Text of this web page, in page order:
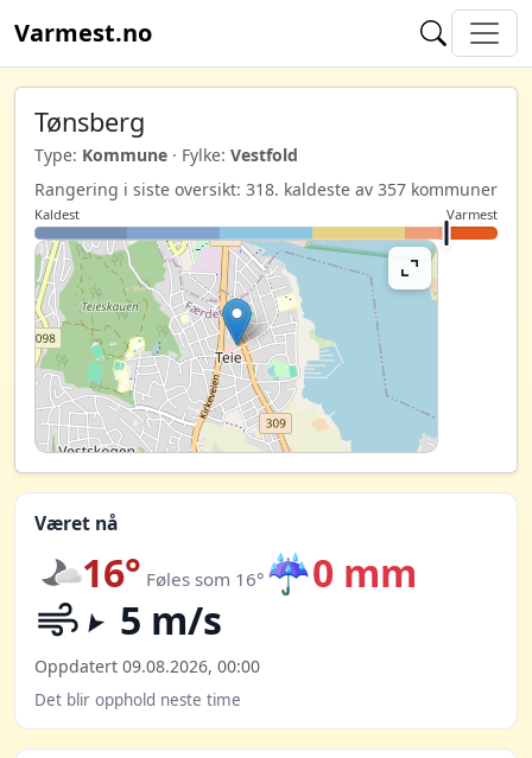
Varmest.no
Tønsberg
Type: Kommune · Fylke: Vestfold
Rangering i siste oversikt: 318. kaldeste av 357 kommuner
Kaldest Varmest
Været nå
16° Føles som 16° ☔0 mm
5 m/s
Oppdatert 09.08.2026, 00:00
Det blir opphold neste time